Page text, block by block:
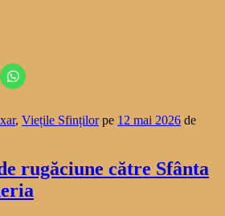
, Viețile Sfințilorpe 12 mai 2026 de
rugăciune către Sfânta